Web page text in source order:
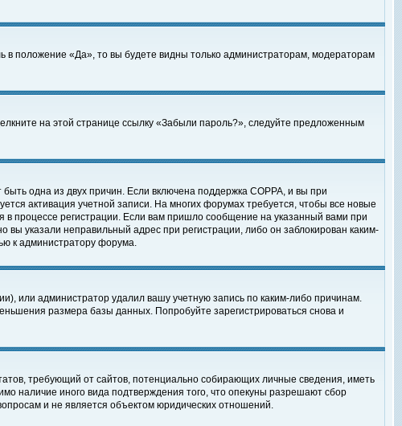
положение «Да», то вы будете видны только администраторам, модераторам
на этой странице ссылку «Забыли пароль?», следуйте предложенным
одна из двух причин. Если включена поддержка COPPA, и вы при
активация учетной записи. На многих форумах требуется, чтобы все новые
в процессе регистрации. Если вам пришло сообщение на указанный вами при
указали неправильный адрес при регистрации, либо он заблокирован каким-
к администратору форума.
или администратор удалил вашу учетную запись по каким-либо причинам.
размера базы данных. Попробуйте зарегистрироваться снова и
требующий от сайтов, потенциально собирающих личные сведения, иметь
наличие иного вида подтверждения того, что опекуны разрешают сбор
и не является объектом юридических отношений.